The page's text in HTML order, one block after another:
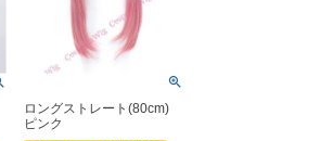
ロングストレート(80cm)
ピンク